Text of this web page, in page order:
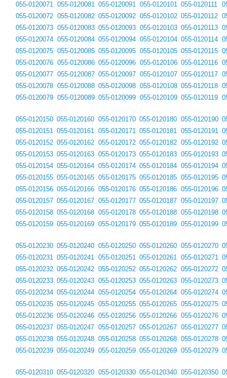
055-0120071
055-0120072
055-0120073
055-0120074
055-0120075
055-0120076
055-0120077
055-0120078
055-0120079
055-0120081
055-0120082
055-0120083
055-0120084
055-0120085
055-0120086
055-0120087
055-0120088
055-0120089
055-0120091
055-0120092
055-0120093
055-0120094
055-0120095
055-0120096
055-0120097
055-0120098
055-0120099
055-0120101
055-0120102
055-0120103
055-0120104
055-0120105
055-0120106
055-0120107
055-0120108
055-0120109
055-0120111
055-0120112
055-0120113
055-0120114
055-0120115
055-0120116
055-0120117
055-0120118
055-0120119
055-0120150
055-0120151
055-0120152
055-0120153
055-0120154
055-0120155
055-0120156
055-0120157
055-0120158
055-0120159
055-0120160
055-0120161
055-0120162
055-0120163
055-0120164
055-0120165
055-0120166
055-0120167
055-0120168
055-0120169
055-0120170
055-0120171
055-0120172
055-0120173
055-0120174
055-0120175
055-0120176
055-0120177
055-0120178
055-0120179
055-0120180
055-0120181
055-0120182
055-0120183
055-0120184
055-0120185
055-0120186
055-0120187
055-0120188
055-0120189
055-0120190
055-0120191
055-0120192
055-0120193
055-0120194
055-0120195
055-0120196
055-0120197
055-0120198
055-0120199
055-0120230
055-0120231
055-0120232
055-0120233
055-0120234
055-0120235
055-0120236
055-0120237
055-0120238
055-0120239
055-0120240
055-0120241
055-0120242
055-0120243
055-0120244
055-0120245
055-0120246
055-0120247
055-0120248
055-0120249
055-0120250
055-0120251
055-0120252
055-0120253
055-0120254
055-0120255
055-0120256
055-0120257
055-0120258
055-0120259
055-0120260
055-0120261
055-0120262
055-0120263
055-0120264
055-0120265
055-0120266
055-0120267
055-0120268
055-0120269
055-0120270
055-0120271
055-0120272
055-0120273
055-0120274
055-0120275
055-0120276
055-0120277
055-0120278
055-0120279
055-0120310 055-0120320 055-0120330 055-0120340 055-0120350